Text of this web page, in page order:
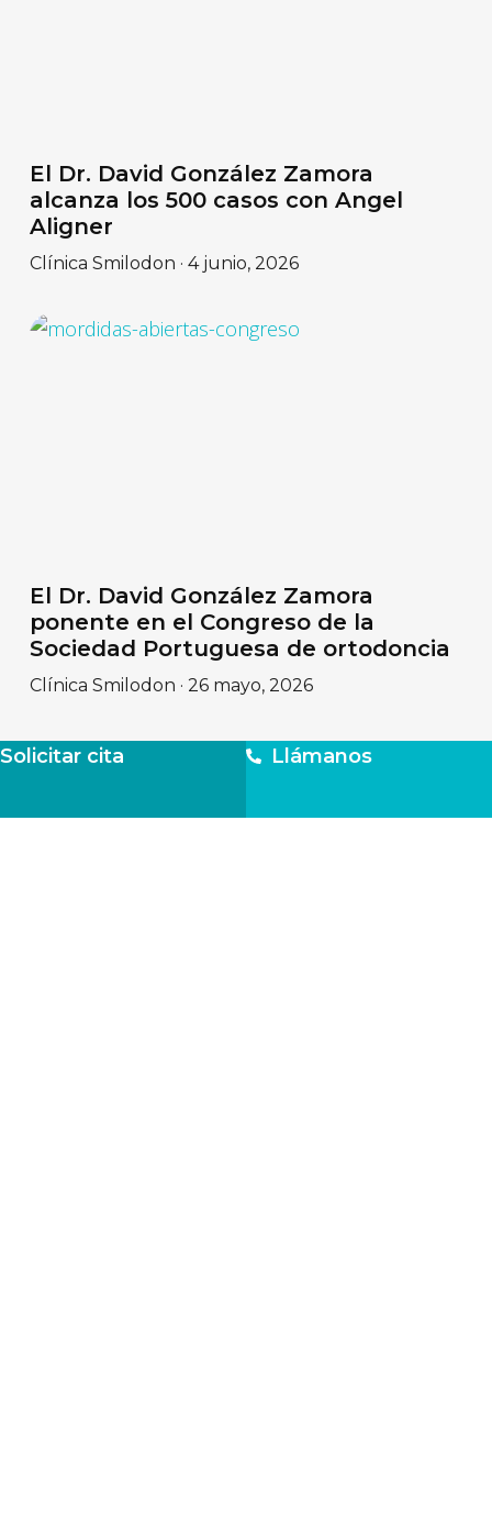
El Dr. David González Zamora
alcanza los 500 casos con Angel
Aligner
Clínica Smilodon 4 junio, 2026
El Dr. David González Zamora
ponente en el Congreso de la
Sociedad Portuguesa de ortodoncia
Clínica Smilodon 26 mayo, 2026
Solicitar cita Llámanos